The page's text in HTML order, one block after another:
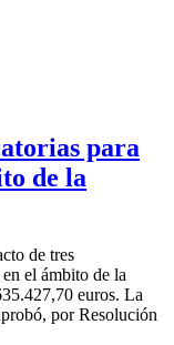
para
de la
de tres
el ámbito de la
euros. La
por Resolución